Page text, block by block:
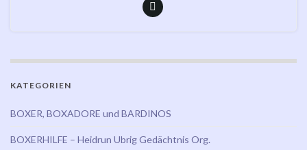
KATEGORIEN
BOXER, BOXADORE und BARDINOS
BOXERHILFE – Heidrun Ubrig Gedächtnis Org.